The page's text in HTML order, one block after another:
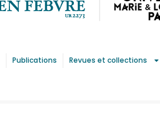
Publications Revues et collections